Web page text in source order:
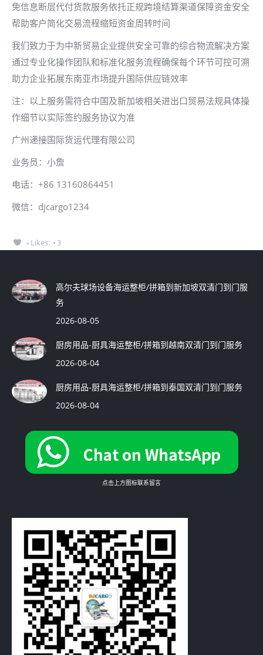
免信息断层代付货款服务依托正规跨境结算渠道保障资金安全
帮助客户简化交易流程缩短资金周转时间
我们致力于为中新贸易企业提供安全可靠的综合物流解决方案
通过专业化操作团队和标准化服务流程确保每个环节可控可溯
助力企业拓展东南亚市场提升国际供应链效率
注：以上服务需符合中国及新加坡相关进出口贸易法规具体操
作细节以实际签约服务协议为准
广州递接国际货运代理有限公司
业务员：小詹
电话：+86 13160864451
微信：djcargo1234
Likes: 3
高尔夫球场设备海运整柜/拼箱到新加坡双清门到门服
务
2026-08-05
厨房用品-厨具海运整柜/拼箱到越南双清门到门服务
2026-08-04
厨房用品-厨具海运整柜/拼箱到泰国双清门到门服务
2026-08-04
点击上方图标联系留言